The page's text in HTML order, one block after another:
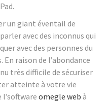
un giant éventail de
avec des inconnus qui
avec des personnes du
raison de l’abondance
très difficile de sécuriser
atteinte à votre vie
l’software omegle web à